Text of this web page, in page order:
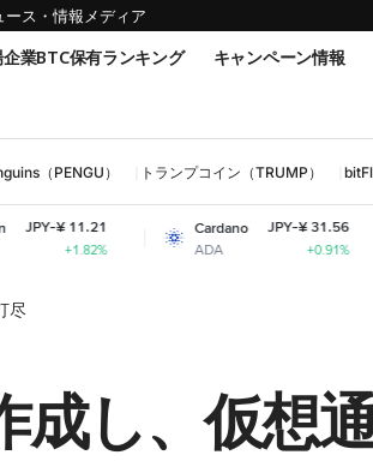
ス・情報メディア
業BTC保有ランキング キャンペーン情報
（PENGU） トランプコイン（TRUMP）
Cardano
ADA
JPY-¥ 31.56
+0.91%
尽
成し、仮想